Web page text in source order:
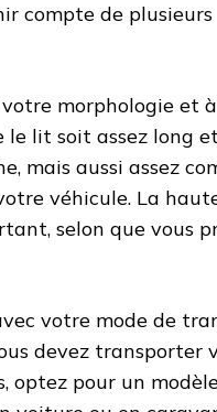
compte de plusieurs
morphologie et
le lit soit assez long
mais aussi assez
véhicule. La
selon que vous
votre mode de
devez transporter
optez pour un